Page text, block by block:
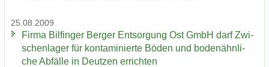
25.08.2009
Firma Bil­fin­ger Ber­ger Ent­sor­gung Ost GmbH darf Zwi­
schen­la­ger für kon­ta­mi­nier­te Böden und bo­den­ähn­li­
che Ab­fäl­le in Deut­zen er­rich­ten